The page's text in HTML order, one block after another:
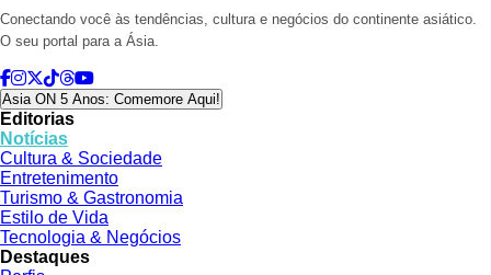
Conectando você às tendências, cultura e negócios do continente asiático.
O seu portal para a Ásia.
Asia ON 5 Anos: Comemore Aqui!
Editorias
Notícias
Cultura & Sociedade
Entretenimento
Turismo & Gastronomia
Estilo de Vida
Tecnologia & Negócios
Destaques